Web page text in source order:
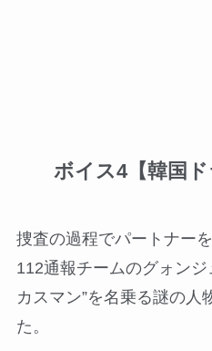
ボイス4【韓国
捜査の過程でパートナー
112通報チームのグォン
カスマン”を名乗る謎の人
た。